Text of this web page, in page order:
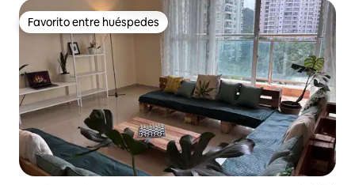
Favorito entre huéspedes
Favorito entre huéspedes